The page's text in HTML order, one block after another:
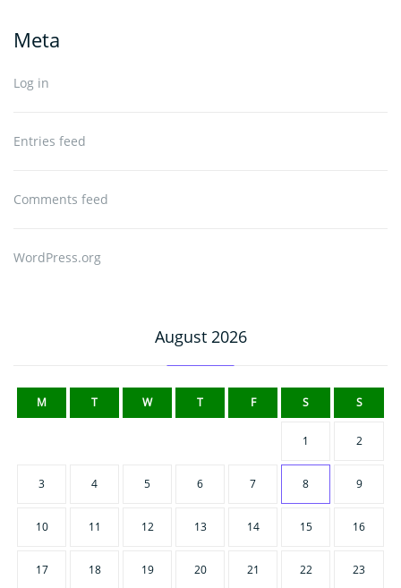
Meta
Log in
Entries feed
Comments feed
WordPress.org
August 2026
M T W T F S S
1 2
3 4 5 6 7 8 9
10 11 12 13 14 15 16
17 18 19 20 21 22 23